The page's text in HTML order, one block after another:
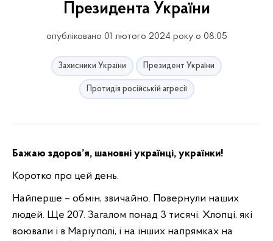
Президента України
опубліковано 01 лютого 2024 року о 08:05
Захисники України Президент України
Протидія російській агресії
Бажаю здоров’я, шановні українці, українки!
Коротко про цей день.
Найперше – обмін, звичайно. Повернули наших
людей. Ще 207. Загалом понад 3 тисячі. Хлопці, які
воювали і в Маріуполі, і на інших напрямках на